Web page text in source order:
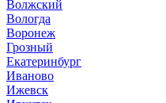
Волжский
Вологда
Воронеж
Грозный
Екатеринбург
Иваново
Ижевск